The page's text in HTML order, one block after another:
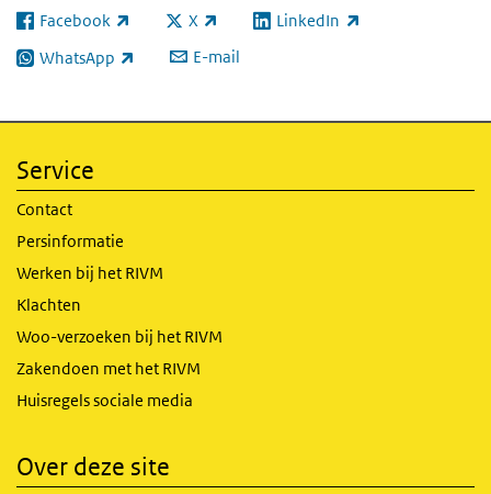
Facebook
(externe link) X
(externe link) LinkedIn
(externe link)
WhatsApp
(externe link) E-mail
Service
Contact
Persinformatie
Werken bij het RIVM
Klachten
Woo-verzoeken bij het RIVM
Zakendoen met het RIVM
Huisregels sociale media
Over deze site